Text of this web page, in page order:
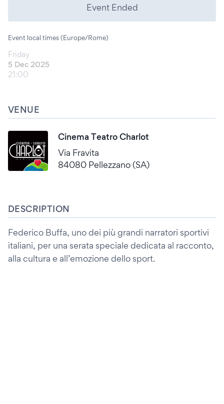
Event Ended
Event local times (Europe/Rome)
Friday
5 Dec 2025
21:00
VENUE
Cinema Teatro Charlot
Via Fravita
84080 Pellezzano (SA)
DESCRIPTION
Federico Buffa, uno dei più grandi narratori sportivi
italiani, per una serata speciale dedicata al racconto,
alla cultura e all’emozione dello sport.